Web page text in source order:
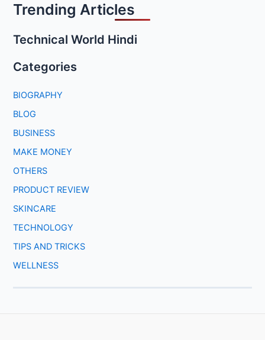
Trending Articles
Technical World Hindi
Categories
BIOGRAPHY
BLOG
BUSINESS
MAKE MONEY
OTHERS
PRODUCT REVIEW
SKINCARE
TECHNOLOGY
TIPS AND TRICKS
WELLNESS